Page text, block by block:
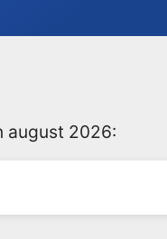
august 2026: